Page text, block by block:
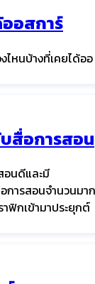
อสการ์
ไหนบ้างที่เคยได้ออ
สื่อการสอน
อนดีและมี
การสอนจำนวนมาก
ฟิกเข้ามาประยุกต์